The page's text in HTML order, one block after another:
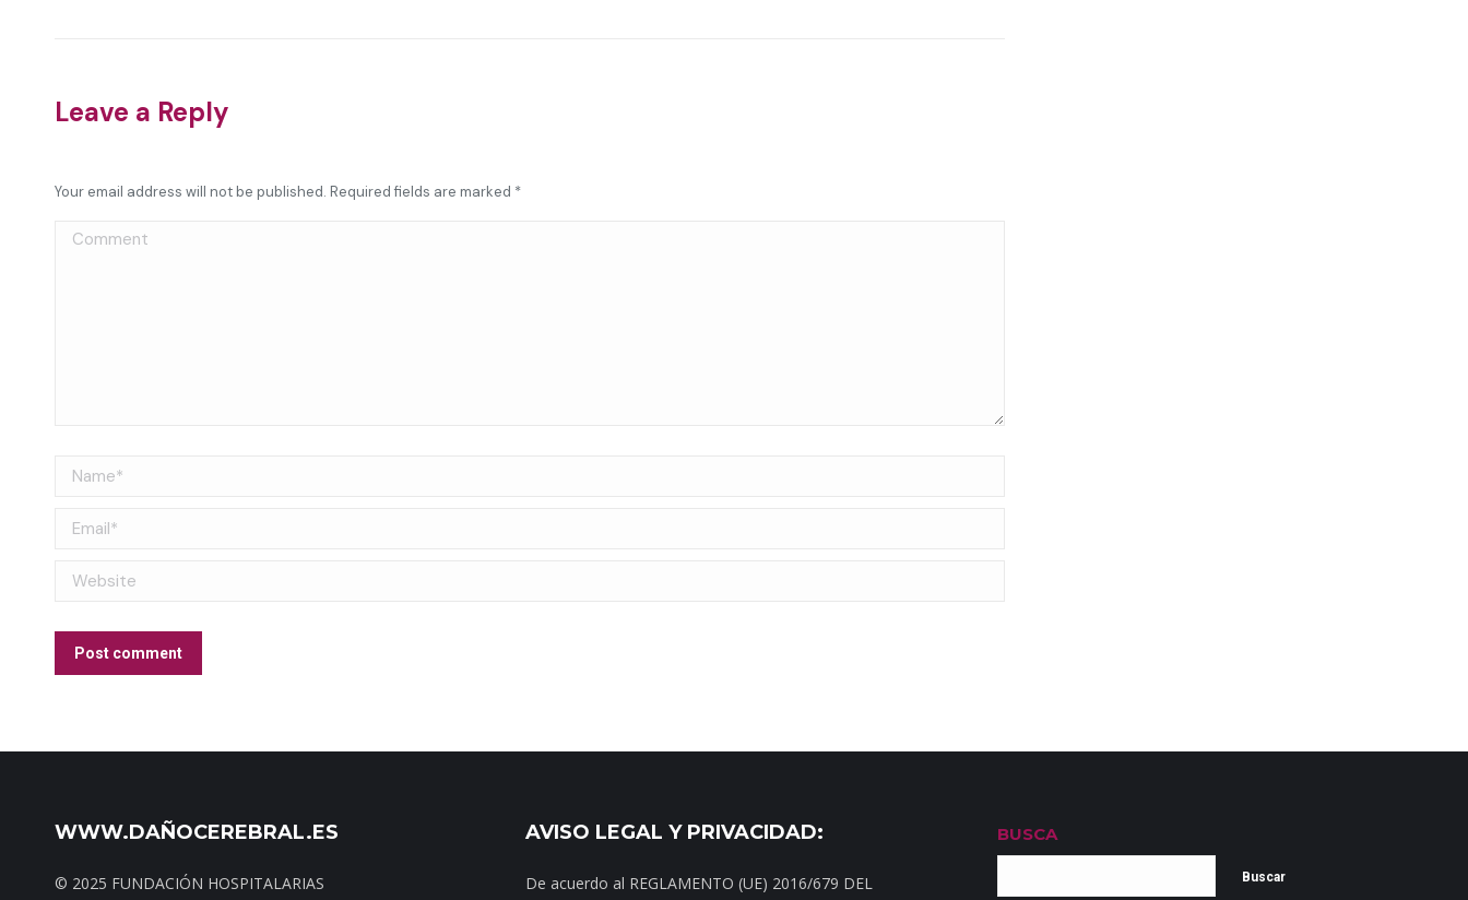
Leave a Reply
Your email address will not be published. Required fields are marked *
Comment
Name *
Email *
Website
Post comment
WWW.DAÑOCEREBRAL.ES
© 2025 FUNDACIÓN HOSPITALARIAS
AVISO LEGAL Y PRIVACIDAD:
De acuerdo al REGLAMENTO (UE) 2016/679 DEL
BUSCA
Buscar